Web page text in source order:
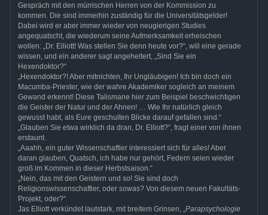
Gespräch mit den mürrischen Herren von der Kommission zu
kommen. Die sind immerhin zuständig für die Universitätsgelder!
Dabei wird er aber immer wieder von neugierigen Studies
angequatscht, die wiederum seine Aufmerksamkeit erheischen
wollen: „Dr. Elliott! Was stellen Sie denn heute vor?“, will eine gerade
wissen, und ein anderer sagt angeheitert, „Sind Sie ein
Hexendoktor?“
„Hexendoktor?! Aber mitnichten, Ihr Ungläubigen! Ich bin doch ein
Macumba-Priester, wie der wahre Akademiker sogleich an meinem
Gewand erkennt! Diese Talismane hier zum Beispiel beschwichtigen
die Geister der Natur und der Ahnen! … Wie Ihr natürlich gleich
gewusst habt, als Eure geschulten Blicke darauf gefallen sind.“
„Glauben Sie etwa wirklich da dran, Dr. Elliott?“, fragt einer von ihnen
erstaunt.
„Aaahh, ein guter Wissenschaftler interessiert sich für alles! Aber
daran glauben, Quatsch, ich habe nur gehört, Federn seien wieder
groß im Kommen in dieser Herbstsaison.“
„Nein, das mit den Geistern und so! Sie sind doch
Religionswissenschaftler, oder sowas? Von diesem neuen Fakultäts-
Projekt, oder?“
Jas Elliott verkündet lautstark, mit breitem Grinsen, „ Parapsychologie